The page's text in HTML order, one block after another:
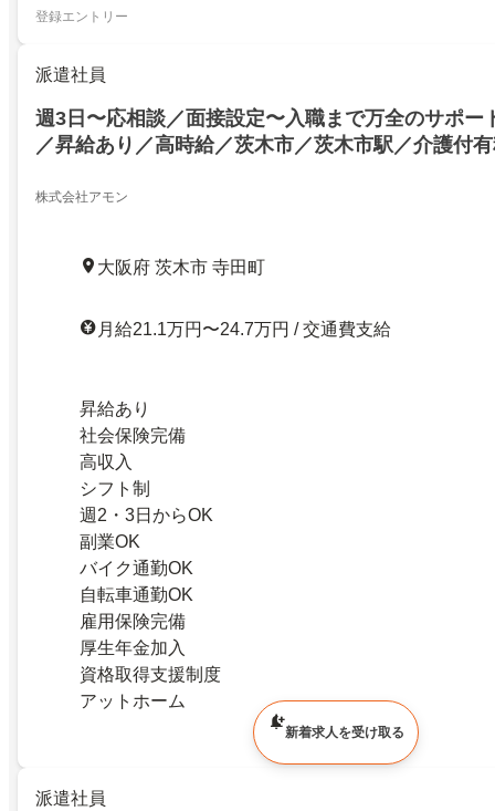
登録エントリー
派遣社員
週3日〜応相談／面接設定〜入職まで万全のサポー
／昇給あり／高時給／茨木市／茨木市駅／介護付
／ＷワークOK／昇給あり／高時給／茨木市／茨木
株式会社アモン
大阪府 茨木市 寺田町
月給21.1万円〜24.7万円 / 交通費支給
昇給あり
社会保険完備
高収入
シフト制
週2・3日からOK
副業OK
バイク通勤OK
自転車通勤OK
雇用保険完備
厚生年金加入
資格取得支援制度
アットホーム
派遣社員
新着求人を受け取る